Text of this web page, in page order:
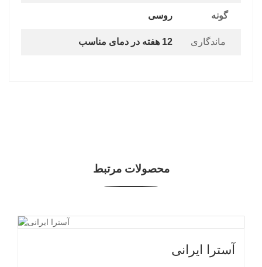
روسی گونه
12 هفته در دمای مناسب ماندگاری
محصولات مرتبط
آسترا ایرانی